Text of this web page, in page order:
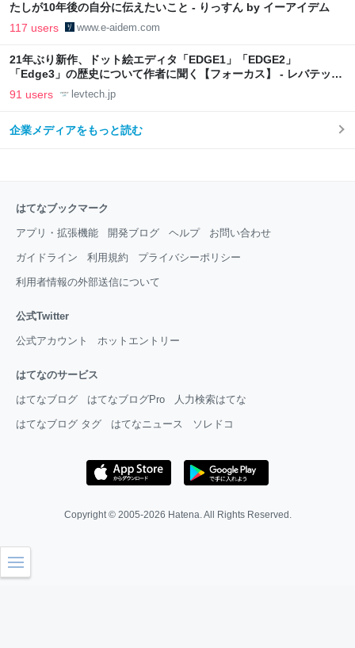
たしが10年後の自分に伝えたいこと - りっすん by イーアイデム
117 users www.e-aidem.com
21年ぶり新作、ドット絵エディタ「EDGE1」「EDGE2」
「Edge3」の歴史について作者に聞く【フォーカス】 - レバテック
LAB
91 users levtech.jp
企業メディアをもっと読む
はてなブックマーク
アプリ・拡張機能 開発ブログ ヘルプ お問い合わせ
ガイドライン 利用規約 プライバシーポリシー
利用者情報の外部送信について
公式Twitter
公式アカウント ホットエントリー
はてなのサービス
はてなブログ はてなブログPro 人力検索はてな
はてなブログ タグ はてなニュース ソレドコ
Copyright © 2005-2026 Hatena . All Rights Reserved.